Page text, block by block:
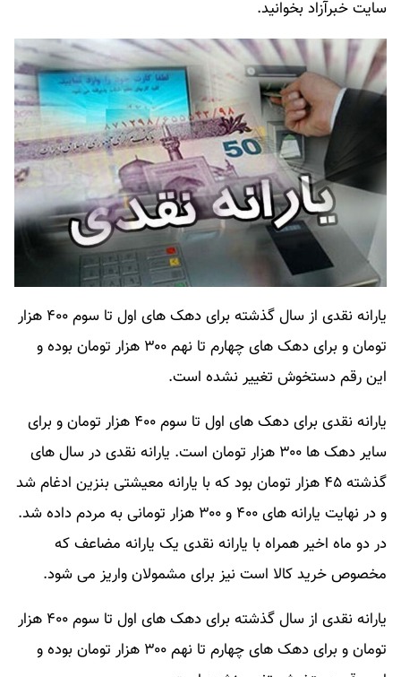
سایت خبرآزاد بخوانید.
یارانه نقدی از سال گذشته برای دهک های اول تا سوم ۴۰۰ هزار
تومان و برای دهک های چهارم تا نهم ۳۰۰ هزار تومان بوده و
این رقم دستخوش تغییر نشده است.
یارانه نقدی برای دهک های اول تا سوم ۴۰۰ هزار تومان و برای
سایر دهک ها ۳۰۰ هزار تومان است. یارانه نقدی در سال های
گذشته ۴۵ هزار تومان بود که با یارانه معیشتی بنزین ادغام شد
و در نهایت یارانه های ۴۰۰ و ۳۰۰ هزار تومانی به مردم داده شد.
در دو ماه اخیر همراه با یارانه نقدی یک یارانه مضاعف که
مخصوص خرید کالا است نیز برای مشمولان واریز می شود.
یارانه نقدی از سال گذشته برای دهک های اول تا سوم ۴۰۰ هزار
تومان و برای دهک های چهارم تا نهم ۳۰۰ هزار تومان بوده و